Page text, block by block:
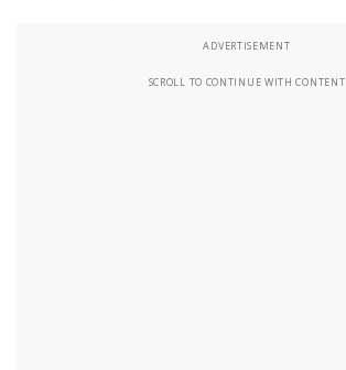
ADVERTISEMENT
SCROLL TO CONTINUE WITH CONTENT